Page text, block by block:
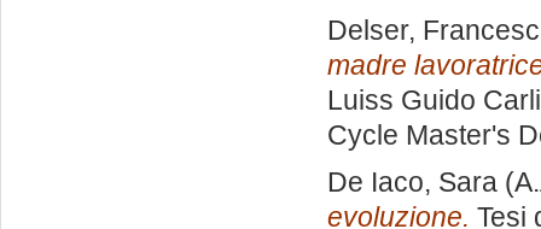
Delser,
madre
Luiss Guido
Cycle Master's
De Iaco, Sara
evoluzione. Tesi